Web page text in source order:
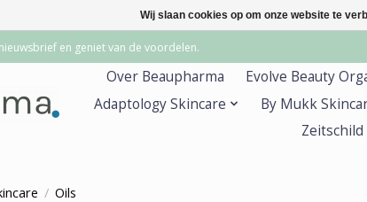
en geniet van de voordelen.
Over Beaupharma Evolve Beauty
Adaptology Skincare
By Mukk
Zeitschild
/ Oils
Wij slaan cookies op om onze website te